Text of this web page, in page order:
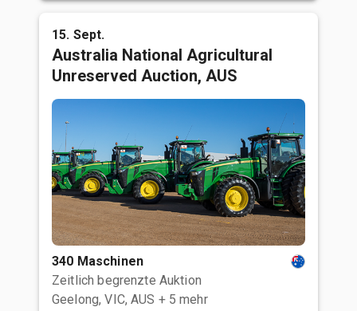
15. Sept.
Australia National Agricultural
Unreserved Auction, AUS
340 Maschinen
Zeitlich begrenzte Auktion
Geelong, VIC, AUS + 5 mehr